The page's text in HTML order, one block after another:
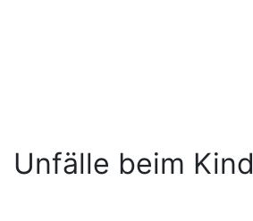
Unfälle beim Kind